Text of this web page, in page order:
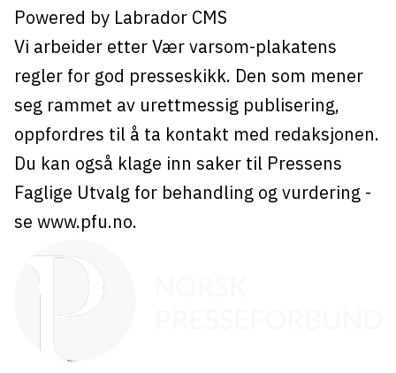
Powered by Labrador CMS
Vi arbeider etter Vær varsom-plakatens
regler for god presseskikk. Den som mener
seg rammet av urettmessig publisering,
oppfordres til å ta kontakt med redaksjonen.
Du kan også klage inn saker til Pressens
Faglige Utvalg for behandling og vurdering -
se www.pfu.no.